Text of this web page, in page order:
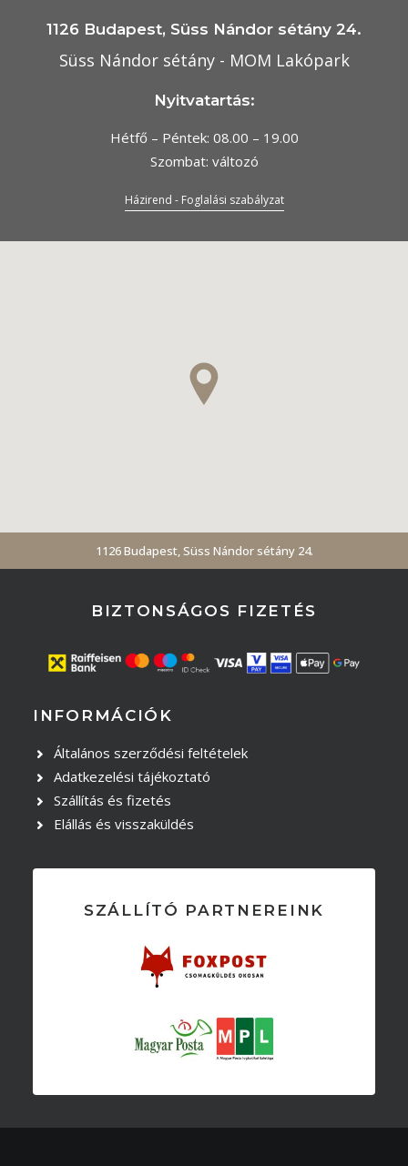
1126 Budapest, Süss Nándor sétány 24.
1126 Budapest, Süss Nándor sétány 24.
Süss Nándor sétány - MOM Lakópark
Nyitvatartás:
Hétfő – Péntek: 08.00 – 19.00
Szombat: változó
Házirend - Foglalási szabályzat
BIZTONSÁGOS FIZETÉS
INFORMÁCIÓK
Általános szerződési feltételek
Adatkezelési tájékoztató
Szállítás és fizetés
Elállás és visszaküldés
SZÁLLÍTÓ PARTNEREINK